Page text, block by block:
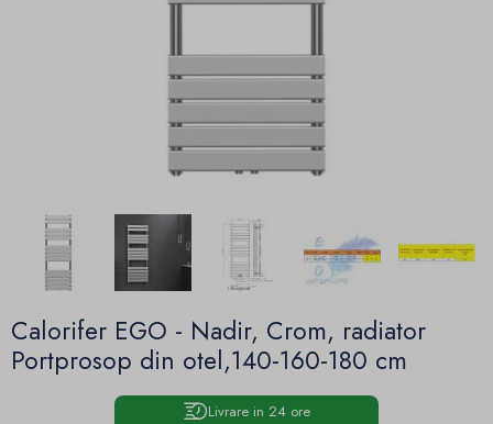
Calorifer EGO - Nadir, Crom, radiator
Portprosop din otel,140-160-180 cm
Livrare in 24 ore